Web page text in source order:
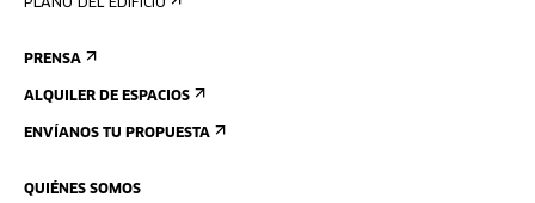
PLANO DEL EDIFICIO
PRENSA
ALQUILER DE ESPACIOS
ENVÍANOS TU PROPUESTA
QUIÉNES SOMOS